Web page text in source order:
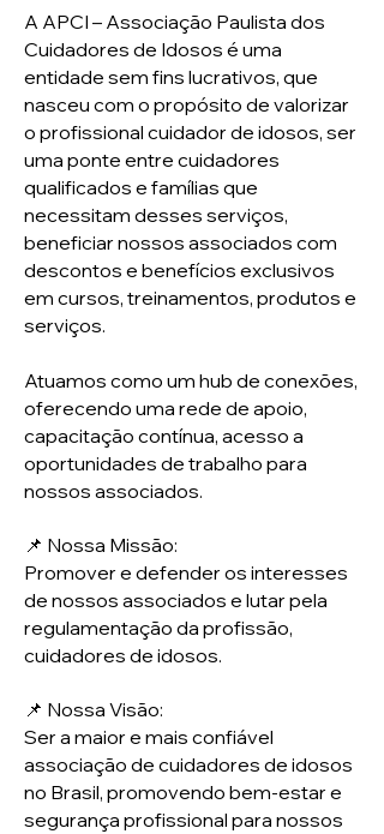
A APCI – Associação Paulista dos
Cuidadores de Idosos é uma
entidade sem fins lucrativos, que
nasceu com o propósito de valorizar
o profissional cuidador de idosos, ser
uma ponte entre cuidadores
qualificados e famílias que
necessitam desses serviços,
beneficiar nossos associados com
descontos e benefícios exclusivos
em cursos, treinamentos, produtos e
serviços.
Atuamos como um hub de conexões,
oferecendo uma rede de apoio,
capacitação contínua, acesso a
oportunidades de trabalho para
nossos associados.
📌 Nossa Missão:
Promover e defender os interesses
de nossos associados e lutar pela
regulamentação da profissão,
cuidadores de idosos.
📌 Nossa Visão:
Ser a maior e mais confiável
associação de cuidadores de idosos
no Brasil, promovendo bem-estar e
segurança profissional para nossos